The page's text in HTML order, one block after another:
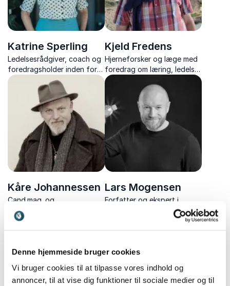
Denne hjemmeside bruger cookies
Vi bruger cookies til at tilpasse vores indhold og
annoncer, til at vise dig funktioner til sociale medier og til
Katrine Sperling
Ledelsesrådgiver, coach og
foredragsholder inden for
ledelse og bæredygtig
performance inspirerer til et
arbejdsliv i balance.
Kjeld Fredens
Hjerneforsker og læge med
foredrag om læring, ledelse,
kreativitet og hjernens rolle i
samspil med kroppen og
naturen.
Kåre Johannessen
Cand.mag. og
privatpraktiserende
historiker med et fængende
foredrag fyldt med humor,
formidling af
Lars Mogensen
Forfatter og ekspert i
konflikthåndtering som med
nærvær og konkrete
og teams gennem konflikter